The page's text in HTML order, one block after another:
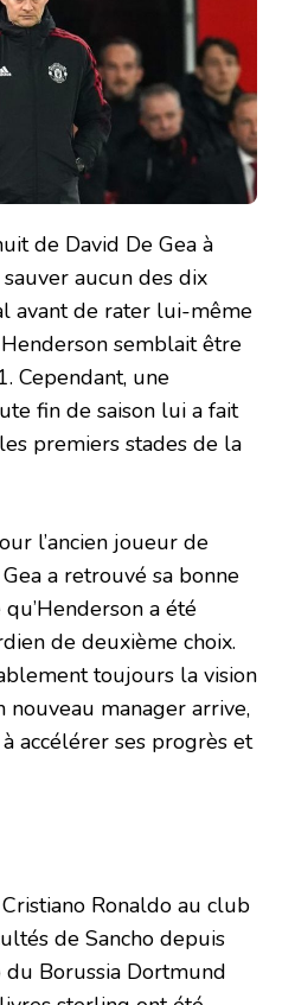
de David De Gea à
sauver aucun des dix
avant de rater lui-même
semblait être
Cependant, une
fin de saison lui a fait
premiers stades de la
l’ancien joueur de
a retrouvé sa bonne
a été
de deuxième choix.
toujours la vision
nouveau manager arrive,
accélérer ses progrès et
Ronaldo au club
de Sancho depuis
Borussia Dortmund